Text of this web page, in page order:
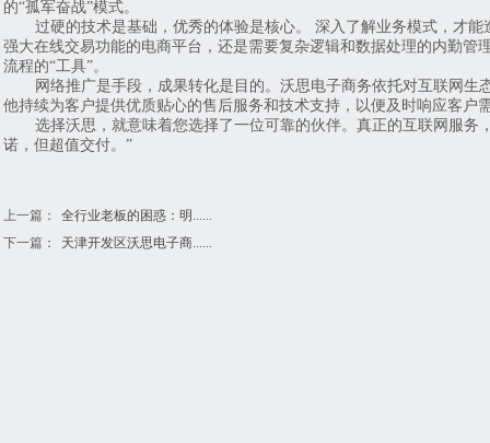
的“孤军奋战”模式。
过硬的技术是基础，优秀的体验是核心。 深入了解业务模式，才
强大在线交易功能的电商平台，还是需要复杂逻辑和数据处理的内勤管
流程的“工具”。
网络推广是手段，成果转化是目的。沃思电子商务依托对互联网
他持续为客户提供优质贴心的售后服务和技术支持，以便及时响应客户
选择沃思，就意味着您选择了一位可靠的伙伴。真正的互联网服
诺，但超值交付。”
上一篇：
全行业老板的困惑：明......
下一篇：
天津开发区沃思电子商......